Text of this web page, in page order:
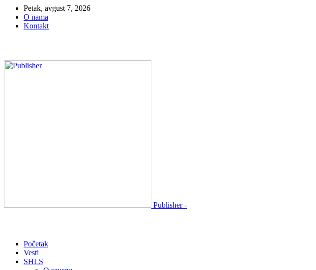
Petak, avgust 7, 2026
O nama
Kontakt
Publisher -
Početak
Vesti
SHLS